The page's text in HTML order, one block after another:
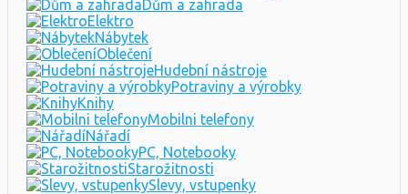
Dům a zahrada
Elektro
Nábytek
Oblečení
Hudební nástroje
Potraviny a výrobky
Knihy
Mobilni telefony
Nářadí
PC, Notebooky
Starožitnosti
Slevy, vstupenky